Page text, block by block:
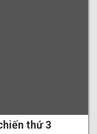
thứ 3